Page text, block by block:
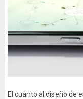
El cuanto al diseño de